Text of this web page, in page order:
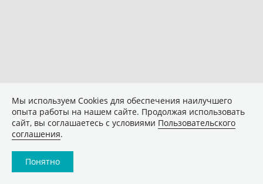
Мы используем Сookies для обеспечения наилучшего
опыта работы на нашем сайте. Продолжая использовать
сайт, вы соглашаетесь с условиями Пользовательского
соглашения.
Понятно